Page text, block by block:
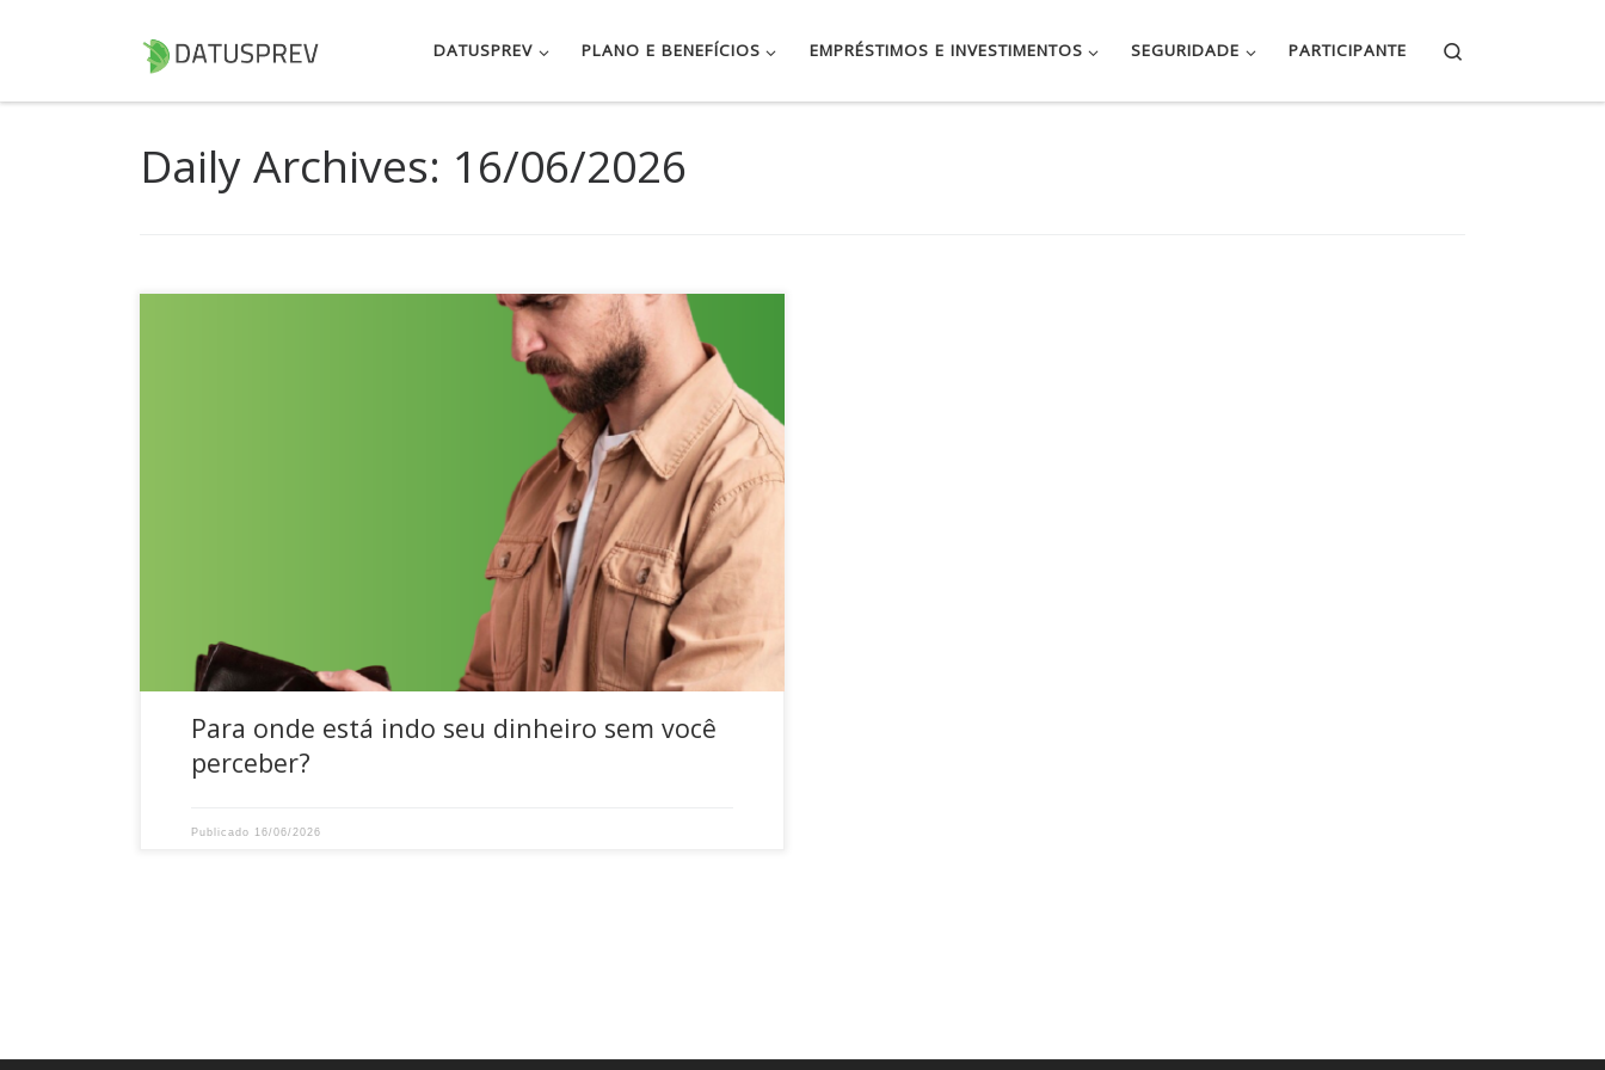
Skip to content
DATUSPREV PLANO E BENEFÍCIOS EMPRÉSTIMOS E INVESTIMENTOS SEGURIDADE PARTICIPANTE
Daily Archives: 16/06/2026
Muitas vezes, o desequilíbrio financeiro não está nas grandes compras, mas
em hábitos cotidianos que passam despercebidos. Compras por impulso,
assinaturas e serviços não utilizados, juros evitáveis, desperdício no consumo
diário e a ausência de planejamento financeiro são fatores que, somados,
comprometem o orçamento e dificultam a construção de um […]
Para onde está indo seu dinheiro sem você
perceber?
Publicado 16/06/2026